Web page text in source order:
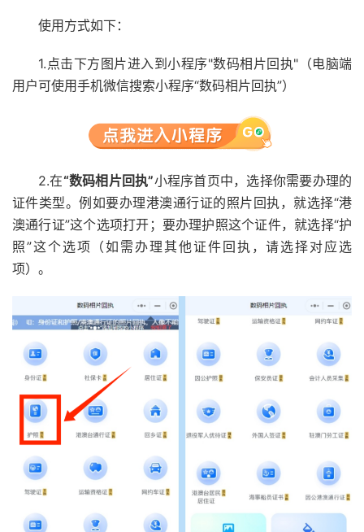
使用方式如下：
1.点击下方图片进入到小程序"数码相片回执"（电脑端
用户可使用手机微信搜索小程序“数码相片回执”）
2.在“数码相片回执”小程序首页中，选择你需要办理的
证件类型。例如要办理港澳通行证的照片回执，就选择“港
澳通行证”这个选项打开；要办理护照这个证件，就选择“护
照”这个选项（如需办理其他证件回执，请选择对应选
项）。